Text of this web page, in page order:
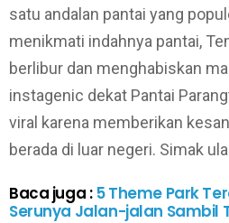
satu andalan pantai yang
menikmati indahnya pantai,
berlibur dan menghabiskan
instagenic dekat Pantai
viral karena memberikan
berada di luar negeri. Simak
Baca juga : 5 Theme Park
Serunya Jalan-jalan Sambil